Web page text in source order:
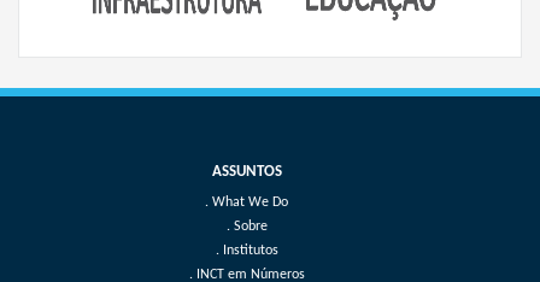
What We Do
Sobre
Institutos
INCT em Números